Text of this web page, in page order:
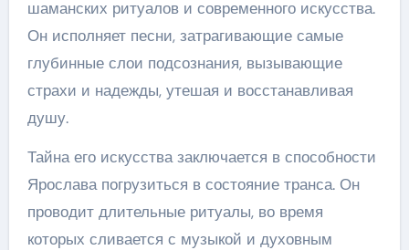
шаманских ритуалов и современного искусства.
Он исполняет песни, затрагивающие самые
глубинные слои подсознания, вызывающие
страхи и надежды, утешая и восстанавливая
душу.
Тайна его искусства заключается в способности
Ярослава погрузиться в состояние транса. Он
проводит длительные ритуалы, во время
которых сливается с музыкой и духовным